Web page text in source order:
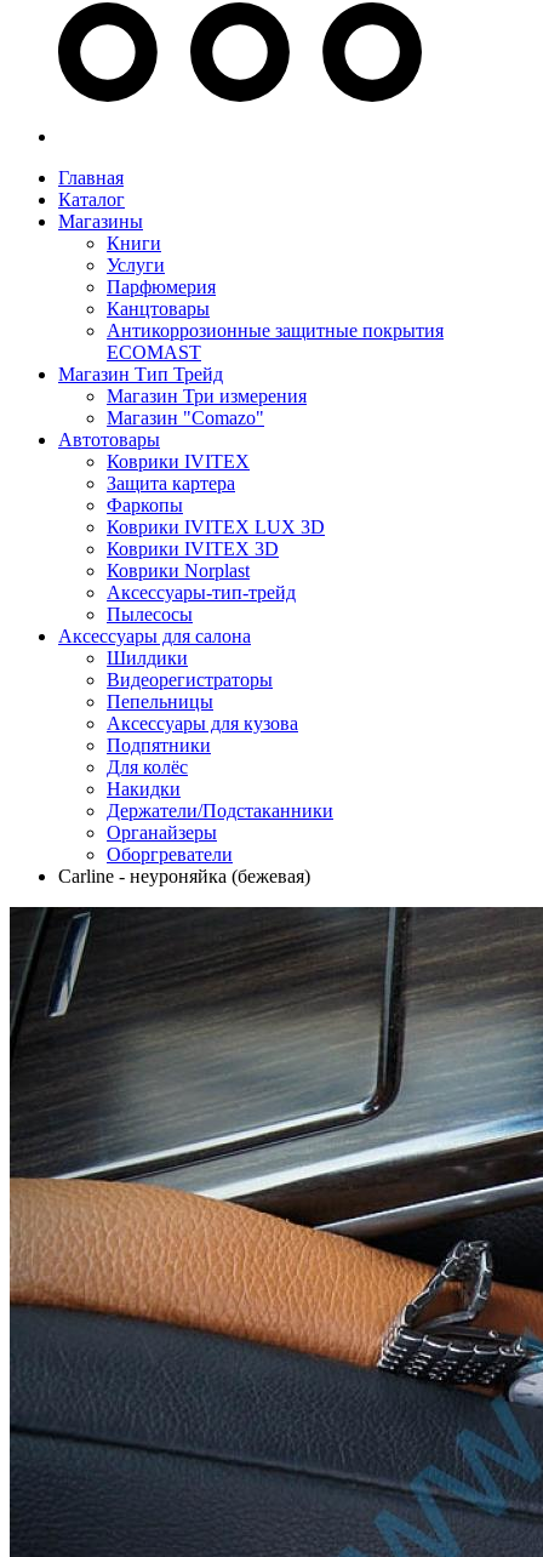
Главная
Каталог
Магазины
Книги
Услуги
Парфюмерия
Канцтовары
Антикоррозионные защитные покрытия
ECOMAST
Магазин Тип Трейд
Магазин Три измерения
Магазин "Comazo"
Автотовары
Коврики IVITEX
Защита картера
Фаркопы
Коврики IVITEX LUX 3D
Коврики IVITEX 3D
Коврики Norplast
Аксессуары-тип-трейд
Пылесосы
Аксессуары для салона
Шилдики
Видеорегистраторы
Пепельницы
Аксессуары для кузова
Подпятники
Для колёс
Накидки
Держатели/Подстаканники
Органайзеры
Оборгреватели
Carline - неуроняйка (бежевая)